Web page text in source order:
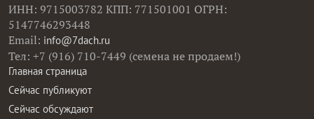
ИНН: 9715003782 КПП: 771501001 ОГРН:
5147746293448
Email: info@7dach.ru
Тел: +7 (916) 710-7449 (семена не продаем!)
Главная страница
Сейчас публикуют
Сейчас обсуждают